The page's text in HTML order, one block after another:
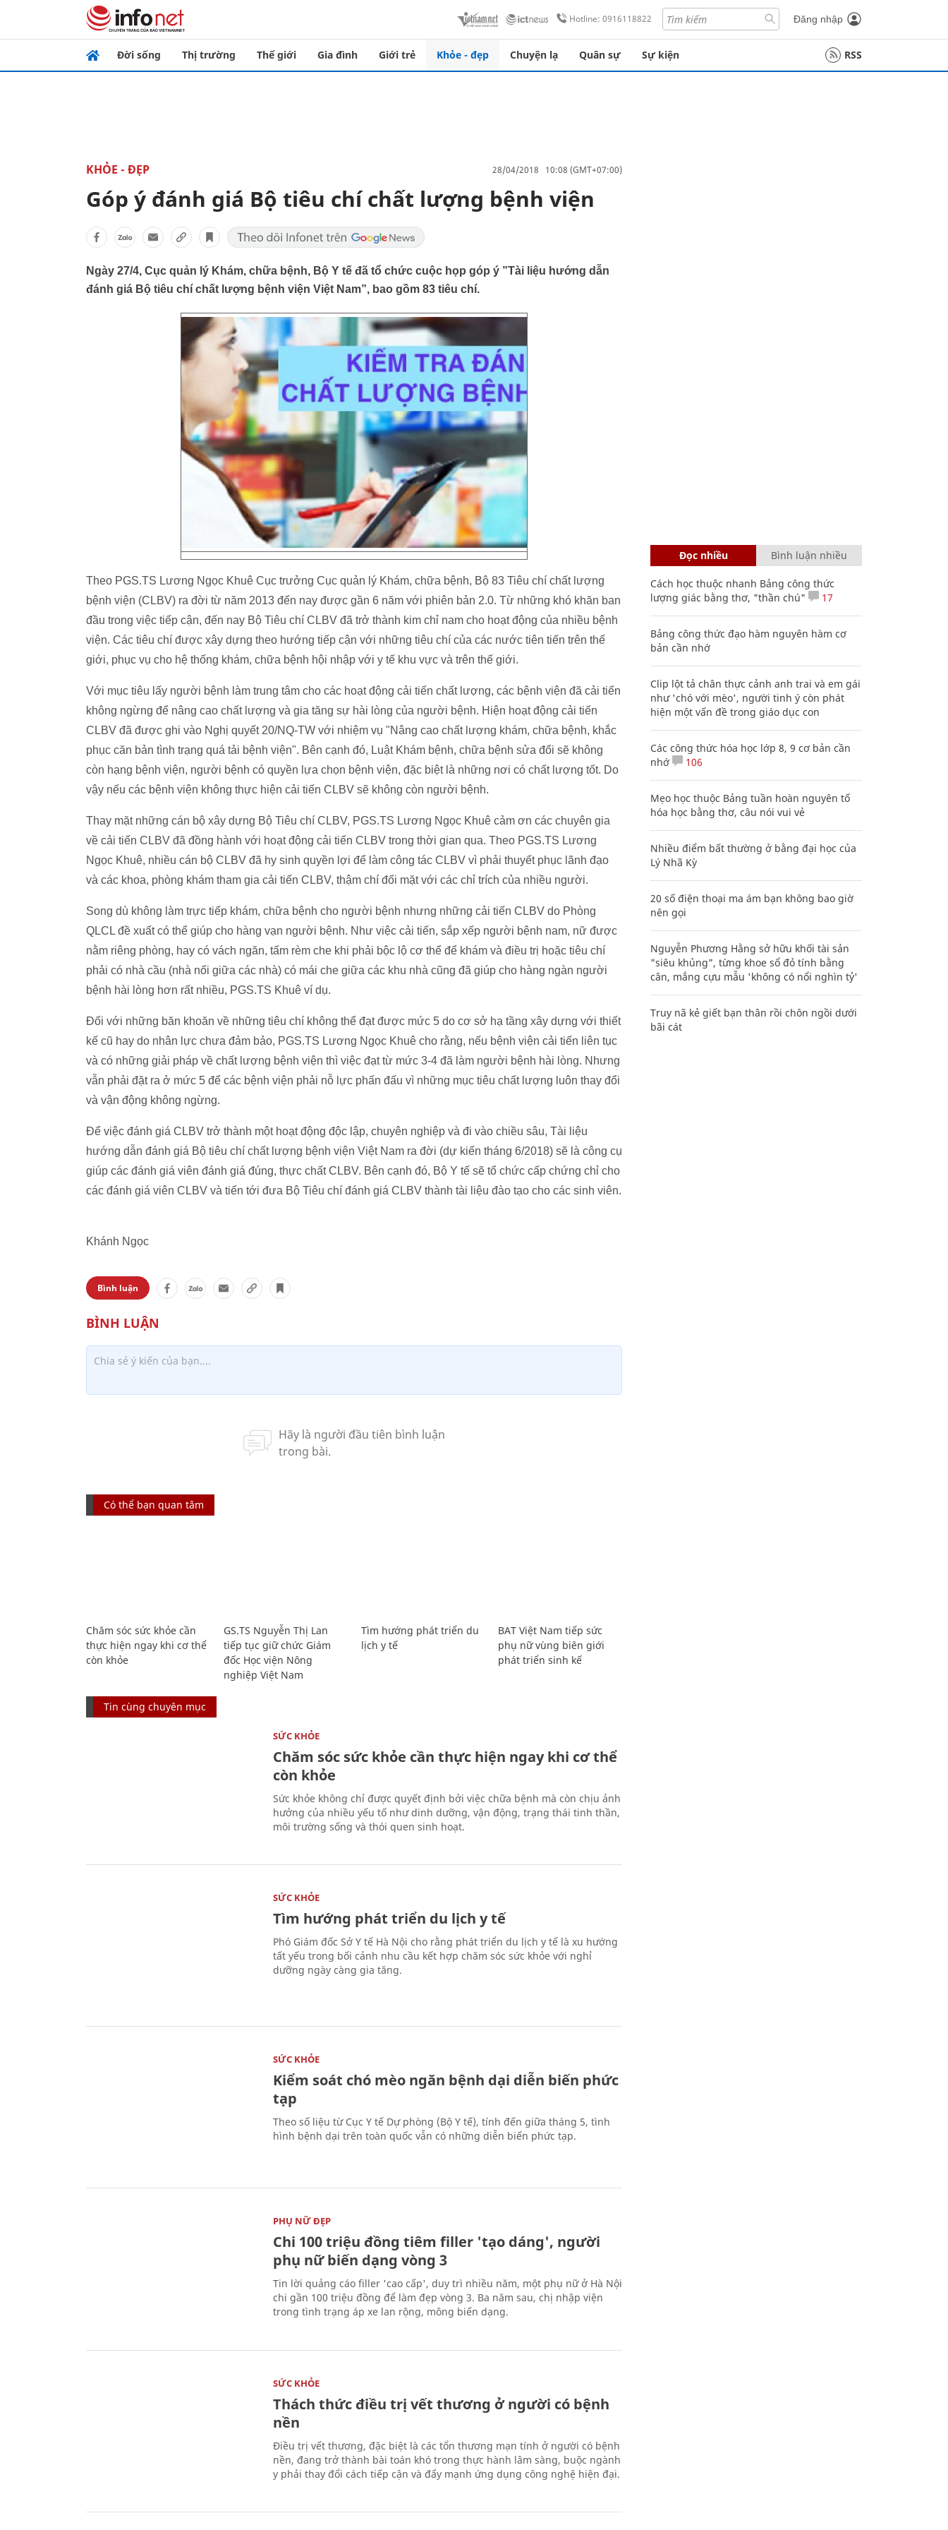
Hotline: 0916118822 Đăng nhập
Đời sống Thị trường Thế giới Gia đình Giới trẻ Khỏe - đẹp Chuyện lạ Quân sự Sự kiện RSS
KHỎE - ĐẸP 28/04/2018 10:08 (GMT+07:00)
Góp ý đánh giá Bộ tiêu chí chất lượng bệnh viện
Ngày 27/4, Cục quản lý Khám, chữa bệnh, Bộ Y tế đã tổ chức cuộc họp góp ý ”Tài liệu hướng dẫn
đánh giá Bộ tiêu chí chất lượng bệnh viện Việt Nam”, bao gồm 83 tiêu chí.
Theo PGS.TS Lương Ngọc Khuê Cục trưởng Cục quản lý Khám, chữa bệnh, Bộ 83 Tiêu chí chất lượng
bệnh viện (CLBV) ra đời từ năm 2013 đến nay được gần 6 năm với phiên bản 2.0. Từ những khó khăn ban
đầu trong việc tiếp cận, đến nay Bộ Tiêu chí CLBV đã trở thành kim chỉ nam cho hoạt động của nhiều bệnh
viện. Các tiêu chí được xây dựng theo hướng tiếp cận với những tiêu chí của các nước tiên tiến trên thế
giới, phục vụ cho hệ thống khám, chữa bệnh hội nhập với y tế khu vực và trên thế giới.
Với mục tiêu lấy người bệnh làm trung tâm cho các hoạt động cải tiến chất lượng, các bệnh viện đã cải tiến
không ngừng để nâng cao chất lượng và gia tăng sự hài lòng của người bệnh. Hiện hoạt động cải tiến
CLBV đã được ghi vào Nghị quyết 20/NQ-TW với nhiệm vụ "Nâng cao chất lượng khám, chữa bệnh, khắc
phục căn bản tình trạng quá tải bệnh viện". Bên cạnh đó, Luật Khám bệnh, chữa bệnh sửa đổi sẽ không
còn hạng bệnh viện, người bệnh có quyền lựa chọn bệnh viện, đặc biệt là những nơi có chất lượng tốt. Do
vậy nếu các bệnh viện không thực hiện cải tiến CLBV sẽ không còn người bệnh.
Thay mặt những cán bộ xây dựng Bộ Tiêu chí CLBV, PGS.TS Lương Ngọc Khuê cảm ơn các chuyên gia
về cải tiến CLBV đã đồng hành với hoạt động cải tiến CLBV trong thời gian qua. Theo PGS.TS Lương
Ngọc Khuê, nhiều cán bộ CLBV đã hy sinh quyền lợi để làm công tác CLBV vì phải thuyết phục lãnh đạo
và các khoa, phòng khám tham gia cải tiến CLBV, thậm chí đối mặt với các chỉ trích của nhiều người.
Song dù không làm trực tiếp khám, chữa bệnh cho người bệnh nhưng những cải tiến CLBV do Phòng
QLCL đề xuất có thể giúp cho hàng vạn người bệnh. Như việc cải tiến, sắp xếp người bệnh nam, nữ được
nằm riêng phòng, hay có vách ngăn, tấm rèm che khi phải bộc lộ cơ thể để khám và điều trị hoặc tiêu chí
phải có nhà cầu (nhà nối giữa các nhà) có mái che giữa các khu nhà cũng đã giúp cho hàng ngàn người
bệnh hài lòng hơn rất nhiều, PGS.TS Khuê ví dụ.
Đối với những băn khoăn về những tiêu chí không thể đạt được mức 5 do cơ sở hạ tầng xây dựng với thiết
kế cũ hay do nhân lực chưa đảm bảo, PGS.TS Lương Ngọc Khuê cho rằng, nếu bệnh viện cải tiến liên tục
và có những giải pháp về chất lượng bệnh viện thì việc đạt từ mức 3-4 đã làm người bệnh hài lòng. Nhưng
vẫn phải đặt ra ở mức 5 để các bệnh viện phải nỗ lực phấn đấu vì những mục tiêu chất lượng luôn thay đổi
và vận động không ngừng.
Để việc đánh giá CLBV trở thành một hoạt động độc lập, chuyên nghiệp và đi vào chiều sâu, Tài liệu
hướng dẫn đánh giá Bộ tiêu chí chất lượng bệnh viện Việt Nam ra đời (dự kiến tháng 6/2018) sẽ là công cụ
giúp các đánh giá viên đánh giá đúng, thực chất CLBV. Bên cạnh đó, Bộ Y tế sẽ tổ chức cấp chứng chỉ cho
các đánh giá viên CLBV và tiến tới đưa Bộ Tiêu chí đánh giá CLBV thành tài liệu đào tạo cho các sinh viên.
Khánh Ngọc
Bình luận
Có thể bạn quan tâm
Chăm sóc sức khỏe cần
thực hiện ngay khi cơ thể
còn khỏe
GS.TS Nguyễn Thị Lan
tiếp tục giữ chức Giám
đốc Học viện Nông
nghiệp Việt Nam
Tìm hướng phát triển du
lịch y tế
BAT Việt Nam tiếp sức
phụ nữ vùng biên giới
phát triển sinh kế
Tin cùng chuyên mục
SỨC KHỎE
Chăm sóc sức khỏe cần thực hiện ngay khi cơ thể
còn khỏe
Sức khỏe không chỉ được quyết định bởi việc chữa bệnh mà còn chịu ảnh
hưởng của nhiều yếu tố như dinh dưỡng, vận động, trạng thái tinh thần,
môi trường sống và thói quen sinh hoạt.
SỨC KHỎE
Tìm hướng phát triển du lịch y tế
Phó Giám đốc Sở Y tế Hà Nội cho rằng phát triển du lịch y tế là xu hướng
tất yếu trong bối cảnh nhu cầu kết hợp chăm sóc sức khỏe với nghỉ
dưỡng ngày càng gia tăng.
SỨC KHỎE
Kiểm soát chó mèo ngăn bệnh dại diễn biến phức
tạp
Theo số liệu từ Cục Y tế Dự phòng (Bộ Y tế), tính đến giữa tháng 5, tình
hình bệnh dại trên toàn quốc vẫn có những diễn biến phức tạp.
PHỤ NỮ ĐẸP
Chi 100 triệu đồng tiêm filler 'tạo dáng', người
phụ nữ biến dạng vòng 3
Tin lời quảng cáo filler 'cao cấp', duy trì nhiều năm, một phụ nữ ở Hà Nội
chi gần 100 triệu đồng để làm đẹp vòng 3. Ba năm sau, chị nhập viện
trong tình trạng áp xe lan rộng, mông biến dạng.
SỨC KHỎE
Thách thức điều trị vết thương ở người có bệnh
nền
Điều trị vết thương, đặc biệt là các tổn thương mạn tính ở người có bệnh
nền, đang trở thành bài toán khó trong thực hành lâm sàng, buộc ngành
y phải thay đổi cách tiếp cận và đẩy mạnh ứng dụng công nghệ hiện đại.
Đọc nhiều Bình luận nhiều
Cách học thuộc nhanh Bảng công thức
lượng giác bằng thơ, "thần chú"
17
Bảng công thức đạo hàm nguyên hàm cơ
bản cần nhớ
Clip lột tả chân thực cảnh anh trai và em gái
như 'chó với mèo', người tinh ý còn phát
hiện một vấn đề trong giáo dục con
Các công thức hóa học lớp 8, 9 cơ bản cần
nhớ
106
Mẹo học thuộc Bảng tuần hoàn nguyên tố
hóa học bằng thơ, câu nói vui vẻ
Nhiều điểm bất thường ở bằng đại học của
Lý Nhã Kỳ
20 số điện thoại ma ám bạn không bao giờ
nên gọi
Nguyễn Phương Hằng sở hữu khối tài sản
"siêu khủng", từng khoe sổ đỏ tính bằng
cân, mắng cựu mẫu 'không có nổi nghìn tỷ'
Truy nã kẻ giết bạn thân rồi chôn ngồi dưới
bãi cát